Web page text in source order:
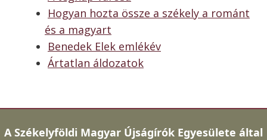
Hogyan hozta össze a székely a románt
és a magyart
Benedek Elek emlékév
Ártatlan áldozatok
A Székelyföldi Magyar Újságírók Egyesülete által